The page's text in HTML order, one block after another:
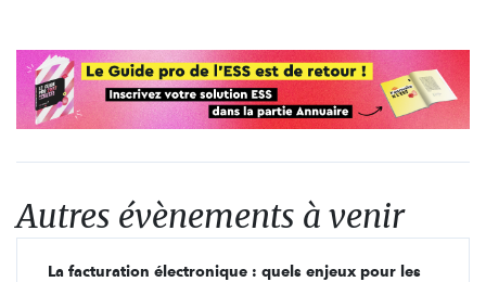
Autres évènements à venir
La facturation électronique : quels enjeux pour les